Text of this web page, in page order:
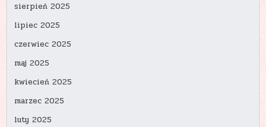
sierpień 2025
lipiec 2025
czerwiec 2025
maj 2025
kwiecień 2025
marzec 2025
luty 2025